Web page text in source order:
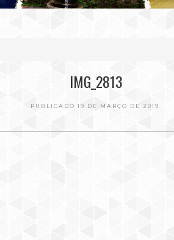
IMG_2813
PUBLICADO 19 DE MARÇO DE 2019.